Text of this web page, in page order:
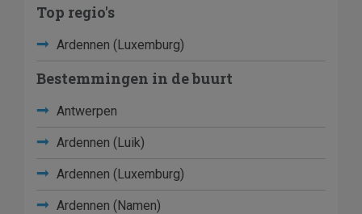
Top regio's
Ardennen (Luxemburg)
Bestemmingen in de buurt
Antwerpen
Ardennen (Luik)
Ardennen (Luxemburg)
Ardennen (Namen)